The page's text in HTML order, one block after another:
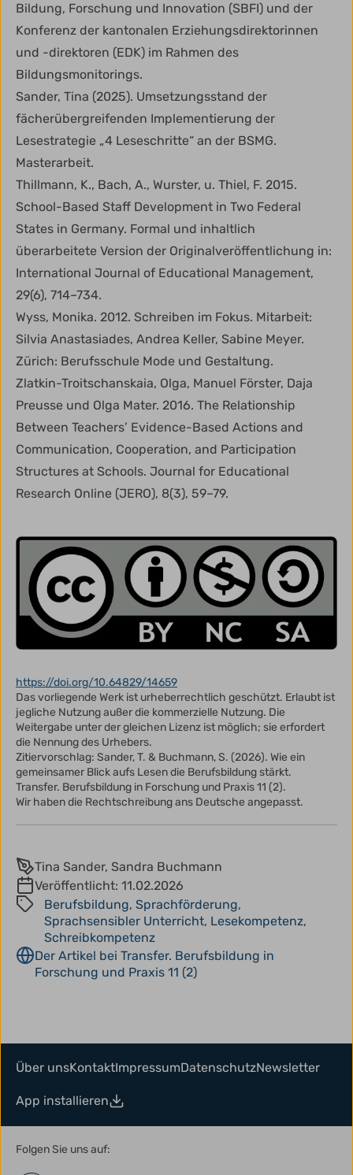
Bildung, Forschung und Innovation (SBFI) und der
Konferenz der kantonalen Erziehungsdirektorinnen
und -direktoren (EDK) im Rahmen des
Bildungsmonitorings.
Sander, Tina (2025). Umsetzungsstand der
fächerübergreifenden Implementierung der
Lesestrategie „4 Leseschritte“ an der BSMG.
Masterarbeit.
Thillmann, K., Bach, A., Wurster, u. Thiel, F. 2015.
School-Based Staff Development in Two Federal
States in Germany. Formal und inhaltlich
überarbeitete Version der Originalveröffentlichung in:
International Journal of Educational Management,
29(6), 714–734.
Wyss, Monika. 2012. Schreiben im Fokus. Mitarbeit:
Silvia Anastasiades, Andrea Keller, Sabine Meyer.
Zürich: Berufsschule Mode und Gestaltung.
Zlatkin-Troitschanskaia, Olga, Manuel Förster, Daja
Preusse und Olga Mater. 2016. The Relationship
Between Teachers’ Evidence-Based Actions and
Communication, Cooperation, and Participation
Structures at Schools. Journal for Educational
Research Online (JERO), 8(3), 59–79.
https://doi.org/10.64829/14659
Das vorliegende Werk ist urheberrechtlich geschützt. Erlaubt ist
jegliche Nutzung außer die kommerzielle Nutzung. Die
Weitergabe unter der gleichen Lizenz ist möglich; sie erfordert
die Nennung des Urhebers.
Zitiervorschlag: Sander, T. & Buchmann, S. (2026). Wie ein
gemeinsamer Blick aufs Lesen die Berufsbildung stärkt.
Transfer. Berufsbildung in Forschung und Praxis 11 (2).
Wir haben die Rechtschreibung ans Deutsche angepasst.
Tina Sander, Sandra Buchmann
Veröffentlicht: 11.02.2026
Berufsbildung, Sprachförderung,
Sprachsensibler Unterricht, Lesekompetenz,
Schreibkompetenz
Der Artikel bei Transfer. Berufsbildung in
Forschung und Praxis 11 (2)
Über unsKontaktImpressumDatenschutzNewsletter
App installieren
Folgen Sie uns auf: